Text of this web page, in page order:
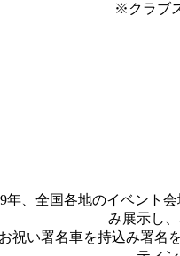
※クラブ
、全国各地のイベント
み展示し
い署名車を持込み署名